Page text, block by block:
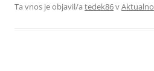
Ta vnos je objavil/a tedek86vAktualno